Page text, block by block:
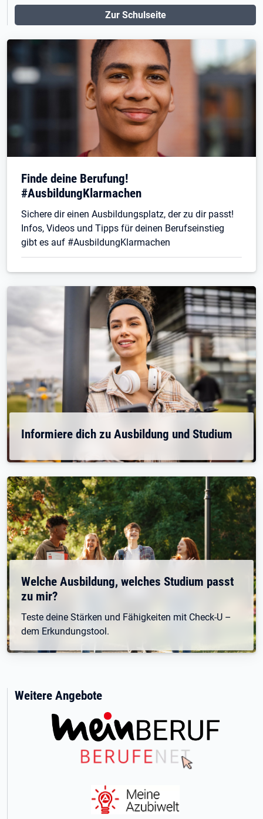
Zur Schulseite
Finde deine Berufung!
#AusbildungKlarmachen
Sichere dir einen Ausbildungsplatz, der zu dir passt!
Infos, Videos und Tipps für deinen Berufseinstieg
gibt es auf #AusbildungKlarmachen
Informiere dich zu Ausbildung und Studium
Welche Ausbildung, welches Studium passt
zu mir?
Teste deine Stärken und Fähigkeiten mit Check-U –
dem Erkundungstool.
Weitere Angebote